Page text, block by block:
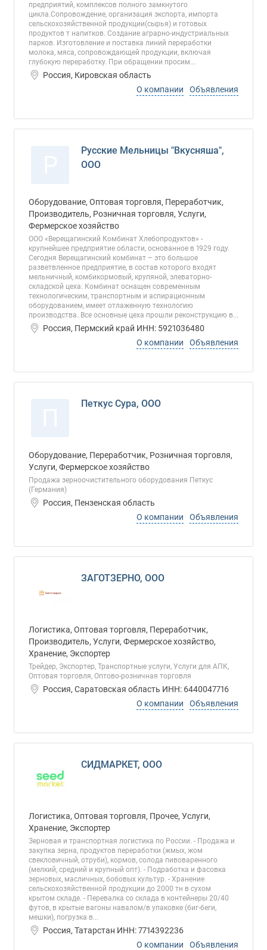
предприятий, комплексов полного замкнутого
цикла.Сопровождение, организация экспорта, импорта
сельскохозяйственной продукции(сырья) и готовых
продуктов т напитков. Создание аграрно-индустриальных
парков. Изготовление и поставка линий переработки
молока, мяса, сопровождающей продукции, включая
глубокую переработку. При обращении просим...
Россия, Кировская область
О компании
Объявления
Русские Мельницы "Вкусняша",
ООО
Оборудование, Оптовая торговля, Переработчик,
Производитель, Розничная торговля, Услуги,
Фермерское хозяйство
ООО «Верещагинский Комбинат Хлебопродуктов» -
крупнейшее предприятие области, основанное в 1929 году.
Сегодня Верещагинский комбинат – это большое
разветвленное предприятие, в состав которого входят
мельничный, комбикормовый, крупяной, элеваторно-
складской цеха. Комбинат оснащен современным
технологическим, транспортным и аспирационным
оборудованием, имеет отлаженную технологию
производства. Все основные цеха прошли реконструкцию в...
Россия, Пермский край ИНН: 5921036480
О компании
Объявления
Петкус Сура, ООО
Оборудование, Переработчик, Розничная торговля,
Услуги, Фермерское хозяйство
Продажа зерноочистительного оборудования Петкус
(Германия)
Россия, Пензенская область
О компании
Объявления
ЗАГОТЗЕРНО, ООО
Логистика, Оптовая торговля, Переработчик,
Производитель, Услуги, Фермерское хозяйство,
Хранение, Экспортер
Трейдер, Экспортер, Транспортные услуги, Услуги для АПК,
Оптовая торговля, Оптово-розничная торговля
Россия, Саратовская область ИНН: 6440047716
О компании
Объявления
СИДМАРКЕТ, ООО
Логистика, Оптовая торговля, Прочее, Услуги,
Хранение, Экспортер
Зерновая и транспортная логистика по России. - Продажа и
закупка зерна, продуктов переработки (жмых, жом
свекловичный, отруби), кормов, солода пивоваренного
(мелкий, средний и крупный опт). - Подработка и фасовка
зерновых, масличных, бобовых культур. - Хранение
сельскохозяйственной продукции до 2000 тн в сухом
крытом складе. - Перевалка со склада в контейнеры 20/40
футов, в крытые вагоны навалом/в упаковке (биг-беги,
мешки), погрузка в...
Россия, Татарстан ИНН: 7714392236
О компании
Объявления